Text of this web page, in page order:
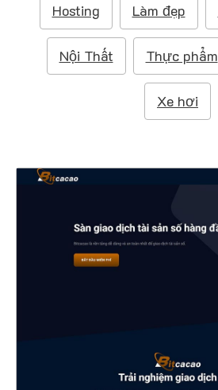
Hosting Làm đẹp
Nội Thất Thực phẩm
Xe hơi